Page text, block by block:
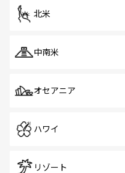
北米
中南米
オセアニア
ハワイ
リゾート